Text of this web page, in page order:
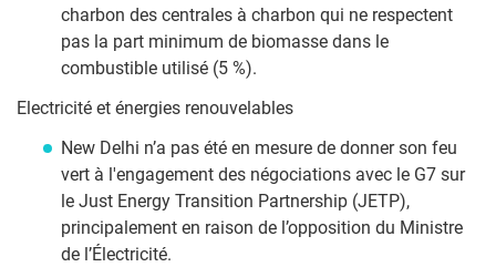
charbon des centrales à charbon qui ne respectent
pas la part minimum de biomasse dans le
combustible utilisé (5 %).
Electricité et énergies renouvelables
New Delhi n’a pas été en mesure de donner son feu
vert à l'engagement des négociations avec le G7 sur
le Just Energy Transition Partnership (JETP),
principalement en raison de l’opposition du Ministre
de l’Électricité.